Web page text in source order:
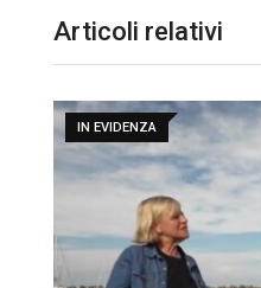
Articoli relativi
IN EVIDENZA